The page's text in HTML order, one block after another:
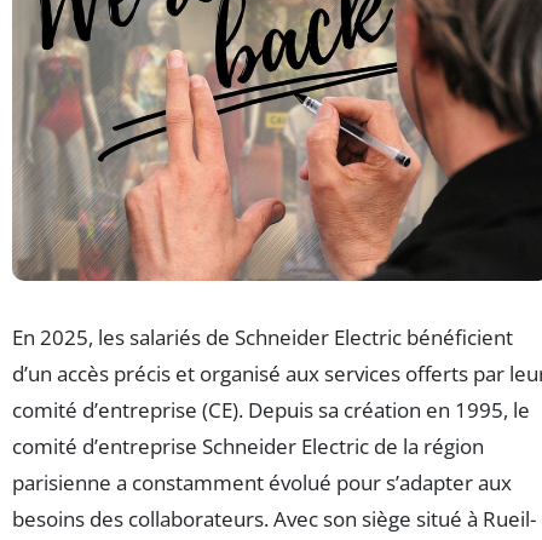
En 2025, les salariés de Schneider Electric bénéficient
d’un accès précis et organisé aux services offerts par
comité d’entreprise (CE). Depuis sa création en 1995, le
comité d’entreprise Schneider Electric de la région
parisienne a constamment évolué pour s’adapter aux
besoins des collaborateurs. Avec son siège situé à Rueil-